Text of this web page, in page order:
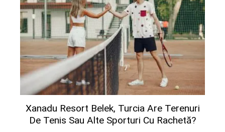
Xanadu Resort Belek, Turcia Are Terenuri
De Tenis Sau Alte Sporturi Cu Rachetă?